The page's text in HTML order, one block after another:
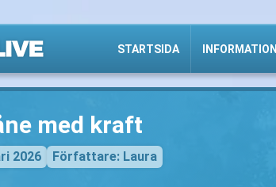
STARTSIDA INFORMATION
med kraft
2026 Författare: Laura